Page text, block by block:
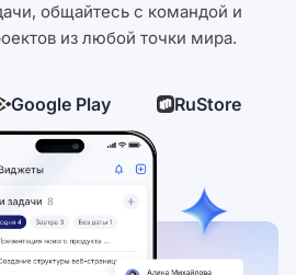
общайтесь с командой и
из любой точки мира.
Google Play RuStore